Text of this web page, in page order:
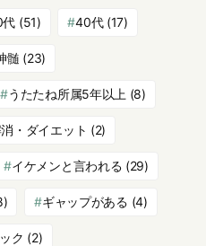
代 (51) 40代(17)
髄 (23)
うたたね所属5年以上 (8)
・ダイエット (2)
イケメンと言われる (29)
ギャップがある (4)
ク (2)